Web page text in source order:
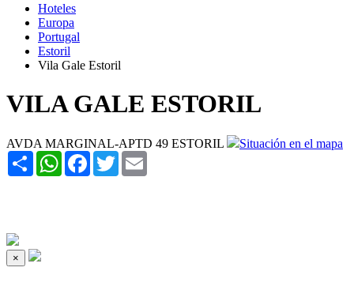
Hoteles
Europa
Portugal
Estoril
Vila Gale Estoril
VILA GALE ESTORIL
AVDA MARGINAL-APTD 49 ESTORIL
Situación en el mapa
Share WhatsAppFacebook
Twitter
×